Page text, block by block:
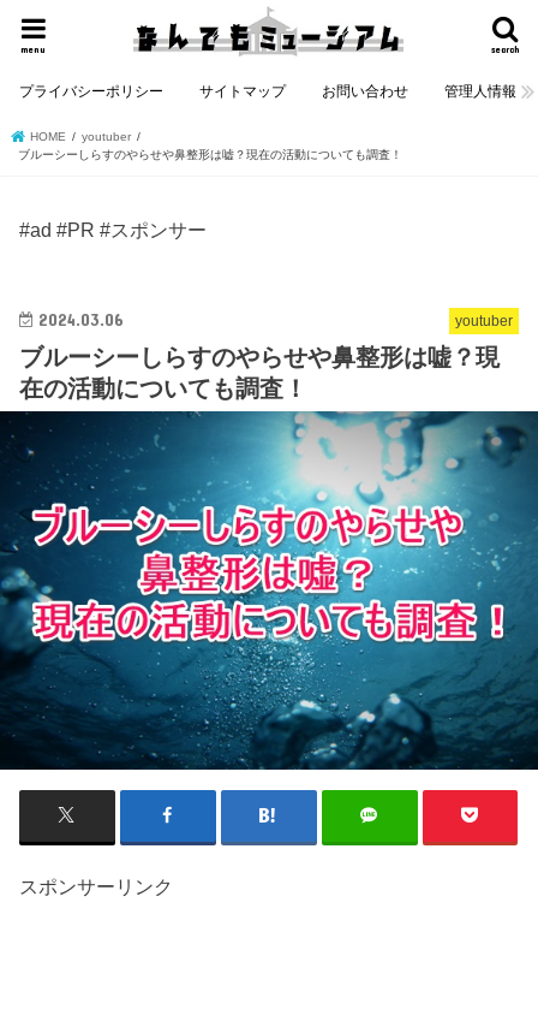
search
menu
プライバシーポリシー サイトマップ お問い合わせ 管理人情報
HOME
youtuber
ブルーシーしらすのやらせや鼻整形は嘘？現在の活動についても調査！
#ad #PR #スポンサー
youtuber
2024.03.06
ブルーシーしらすのやらせや鼻整形は嘘？現
在の活動についても調査！
スポンサーリンク